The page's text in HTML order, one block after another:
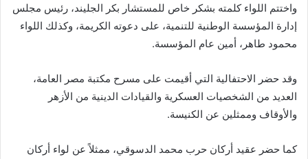
واختتم اللواء كلمته بشكر خاص للمستشار بكر الجليند، رئيس مجلس
إدارة المؤسسة الوطنية للتنمية، على دعوته الكريمة، وكذلك اللواء
محمود طاهر، أمين عام المؤسسة.
وقد حضر الاحتفالية التي أقيمت على مسرح مكتبة مصر العامة،
العديد من الشخصيات العسكرية والقيادات الدينية من الأزهر
والأوقاف وممثلين عن الكنيسة.
كما حضر عقيد أركان حرب محمد الدسوقي، ممثلاً عن لواء أركان